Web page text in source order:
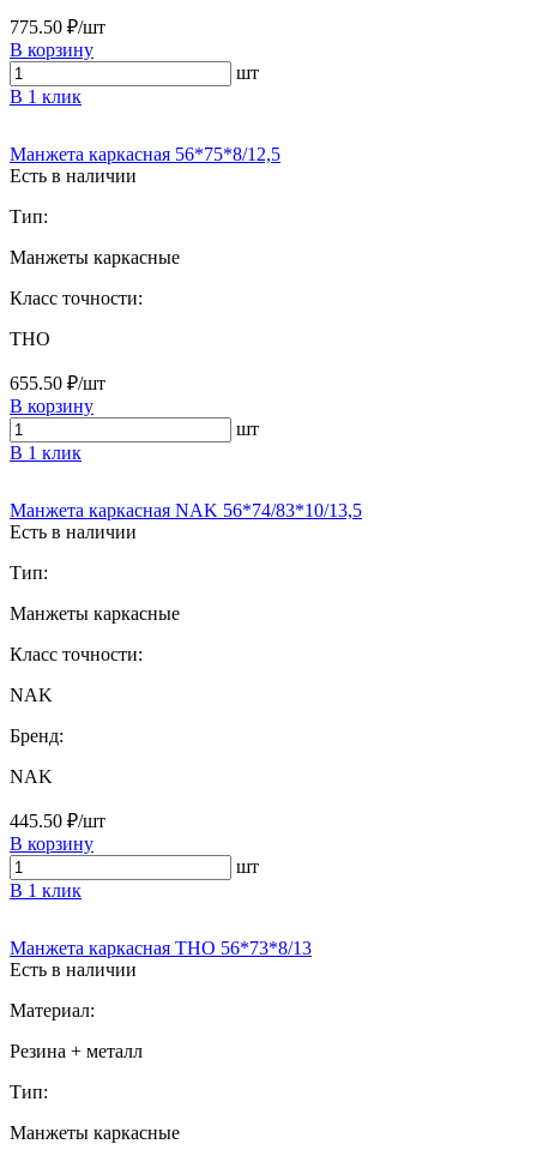
775.50 ₽/шт
В корзину
шт
В 1 клик
Манжета каркасная 56*75*8/12,5
Есть в наличии
Тип:
Манжеты каркасные
Класс точности:
THO
655.50 ₽/шт
В корзину
шт
В 1 клик
Манжета каркасная NAK 56*74/83*10/13,5
Есть в наличии
Тип:
Манжеты каркасные
Класс точности:
NAK
Бренд:
NAK
445.50 ₽/шт
В корзину
шт
В 1 клик
Манжета каркасная THO 56*73*8/13
Есть в наличии
Материал:
Резина + металл
Тип:
Манжеты каркасные